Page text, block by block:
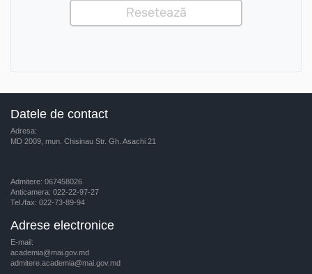
Datele de contact
Adresa:
MD 2009, mun. Chisinau Str. Gh. Asachi 21
Admitere: 067458026
Anticamera: 022-22-97-27
Tel./fax: 022-73-89-94
Adrese electronice
E-mail:
academia@mai.gov.md
admitere.academia@mai.gov.md